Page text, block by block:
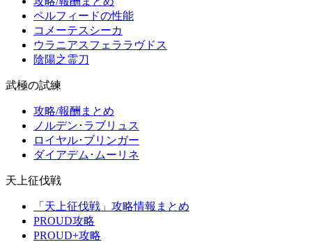
ペルフィードの性能
コメーテスシーカ
ウラニアスフェララヴドス
陰陽之霊刀
武極の試練
攻略/報酬まとめ
ノルデン･ラブリュス
ロイヤル･ブリンガー
ダイアデム･ムーリネ
天上征伐戦
「天上征伐戦」攻略情報まとめ
PROUD攻略
PROUD+攻略